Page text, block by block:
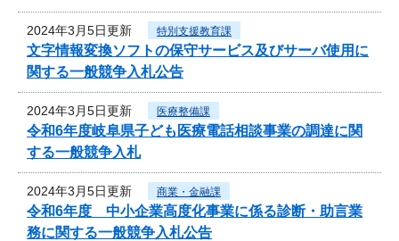
2024年3月5日更新 特別支援教育課
文字情報変換ソフトの保守サービス及びサーバ使用に
関する一般競争入札公告
2024年3月5日更新 医療整備課
令和6年度岐阜県子ども医療電話相談事業の調達に関
する一般競争入札
2024年3月5日更新 商業・金融課
令和6年度 中小企業高度化事業に係る診断・助言業
務に関する一般競争入札公告